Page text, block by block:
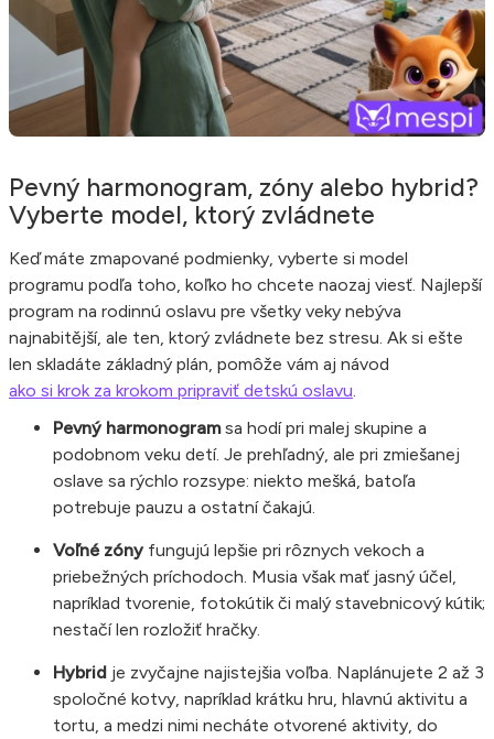
Pevný harmonogram, zóny alebo hybrid?
Vyberte model, ktorý zvládnete
Keď máte zmapované podmienky, vyberte si model
programu podľa toho, koľko ho chcete naozaj viesť. Najlepší
program na rodinnú oslavu pre všetky veky nebýva
najnabitější, ale ten, ktorý zvládnete bez stresu. Ak si ešte
len skladáte základný plán, pomôže vám aj návod
ako si krok za krokom pripraviť detskú oslavu
Pevný harmonogramsa hodí pri malej skupine a
podobnom veku detí. Je prehľadný, ale pri zmiešanej
oslave sa rýchlo rozsype: niekto mešká, batoľa
potrebuje pauzu a ostatní čakajú.
Voľné zónyfungujú lepšie pri rôznych vekoch a
priebežných príchodoch. Musia však mať jasný účel,
napríklad tvorenie, fotokútik či malý stavebnicový kútik;
nestačí len rozložiť hračky.
Hybrid je zvyčajne najistejšia voľba. Naplánujete 2 až 3
spoločné kotvy, napríklad krátku hru, hlavnú aktivitu a
tortu, a medzi nimi necháte otvorené aktivity, do